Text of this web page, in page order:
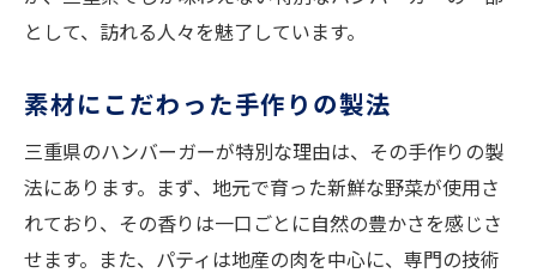
として、訪れる人々を魅了しています。
素材にこだわった手作りの製法
三重県のハンバーガーが特別な理由は、その手作りの製
法にあります。まず、地元で育った新鮮な野菜が使用さ
れており、その香りは一口ごとに自然の豊かさを感じさ
せます。また、パティは地産の肉を中心に、専門の技術